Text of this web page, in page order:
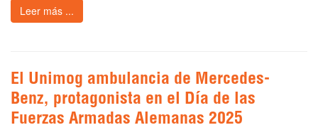
Leer más ...
El Unimog ambulancia de Mercedes-
Benz, protagonista en el Día de las
Fuerzas Armadas Alemanas 2025